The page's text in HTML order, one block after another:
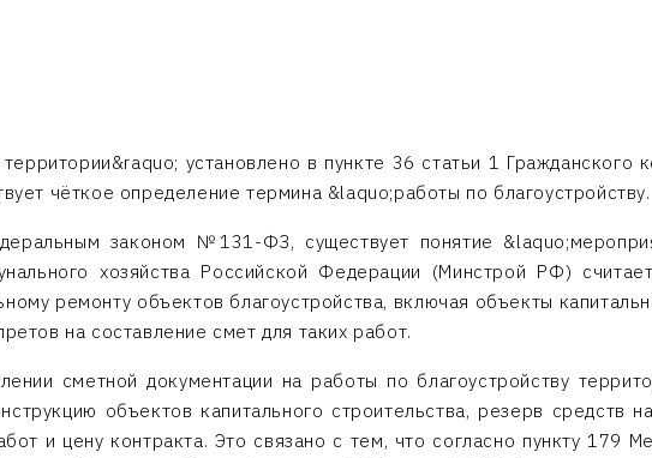
установлено в пункте 36 статьи 1
чёткое определение термина &laquo;работы по благоустройству.
законом №131-ФЗ, существует понятие
хозяйства Российской Федерации (Минстрой РФ)
ремонту объектов благоустройства, включая объекты
на составление смет для таких работ.
сметной документации на работы по благоустройству
объектов капитального строительства, резерв средств
и цену контракта. Это связано с тем, что согласно пункту 179